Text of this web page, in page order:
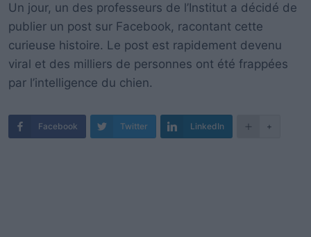
Un jour, un des professeurs de l’Institut a décidé de
publier un post sur Facebook, racontant cette
curieuse histoire. Le post est rapidement devenu
viral et des milliers de personnes ont été frappées
par l’intelligence du chien.
Facebook Twitter LinkedIn +